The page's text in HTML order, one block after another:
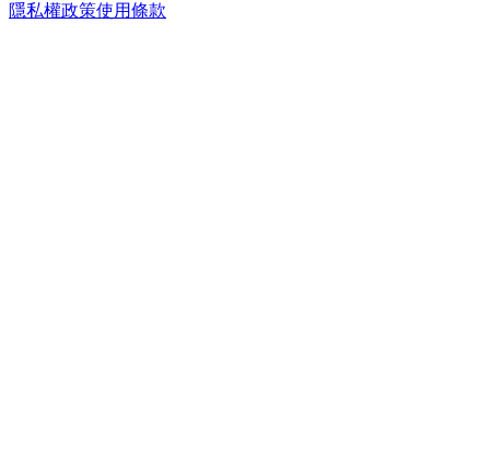
隱私權政策使用條款